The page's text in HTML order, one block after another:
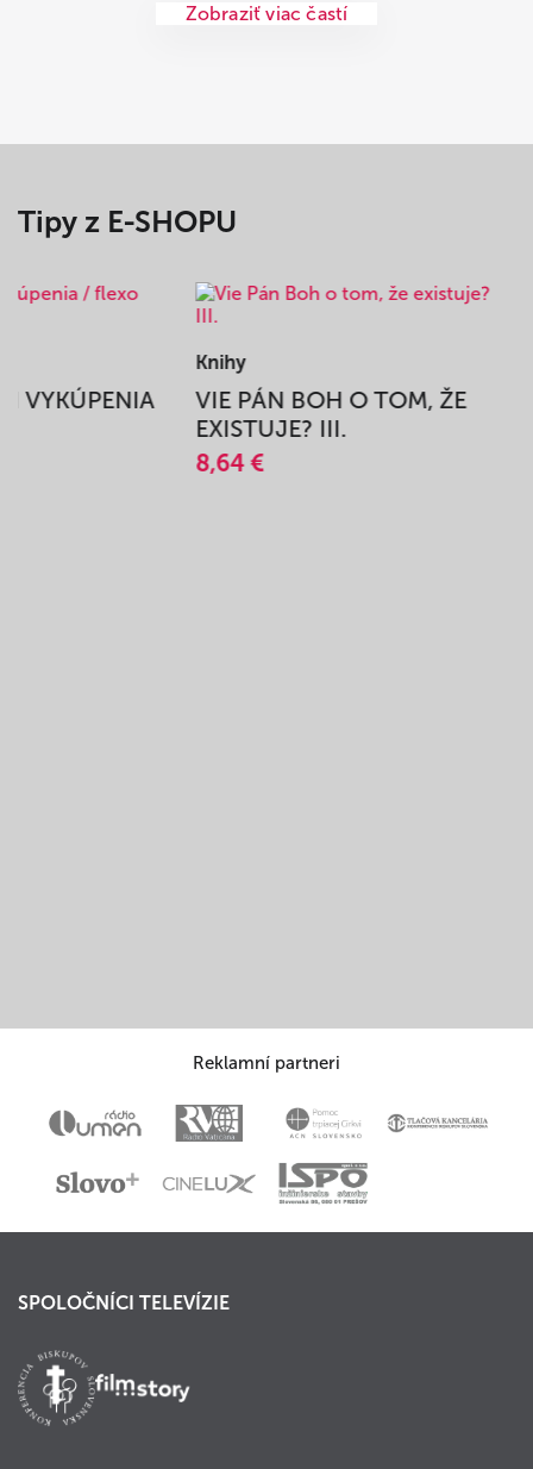
Zobraziť viac častí
Tipy z E-SHOPU
VYKÚPENIA
Knihy
VIE PÁN BOH O TOM, ŽE
EXISTUJE? III.
8,64 €
Reklamní partneri
SPOLOČNÍCI TELEVÍZIE